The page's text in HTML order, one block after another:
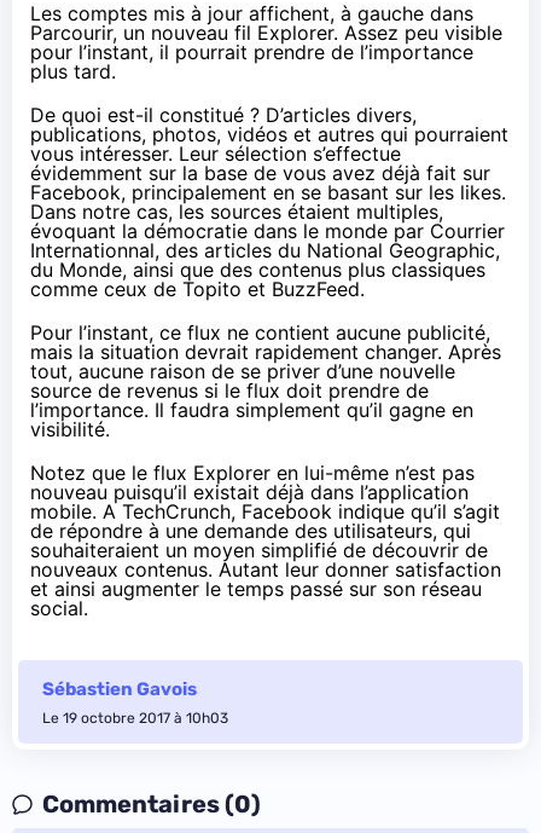
Les comptes mis à jour affichent, à gauche dans
Parcourir, un nouveau fil Explorer. Assez peu visible
pour l’instant, il pourrait prendre de l’importance
plus tard.
De quoi est-il constitué ? D’articles divers,
publications, photos, vidéos et autres qui pourraient
vous intéresser. Leur sélection s’effectue
évidemment sur la base de vous avez déjà fait sur
Facebook, principalement en se basant sur les likes.
Dans notre cas, les sources étaient multiples,
évoquant la démocratie dans le monde par Courrier
Internationnal, des articles du National Geographic,
du Monde, ainsi que des contenus plus classiques
comme ceux de Topito et BuzzFeed.
Pour l’instant, ce flux ne contient aucune publicité,
mais la situation devrait rapidement changer. Après
tout, aucune raison de se priver d’une nouvelle
source de revenus si le flux doit prendre de
l’importance. Il faudra simplement qu’il gagne en
visibilité.
Notez que le flux Explorer en lui-même n’est pas
nouveau puisqu’il existait déjà dans l’application
mobile. A TechCrunch, Facebook indique qu’il s’agit
de répondre à une demande des utilisateurs, qui
souhaiteraient un moyen simplifié de découvrir de
nouveaux contenus. Autant leur donner satisfaction
et ainsi augmenter le temps passé sur son réseau
social.
Sébastien Gavois
Le 19 octobre 2017 à 10h03
Commentaires (0)